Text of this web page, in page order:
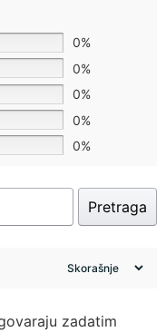
0%
0%
0%
0%
0%
Pretraga
zadatim